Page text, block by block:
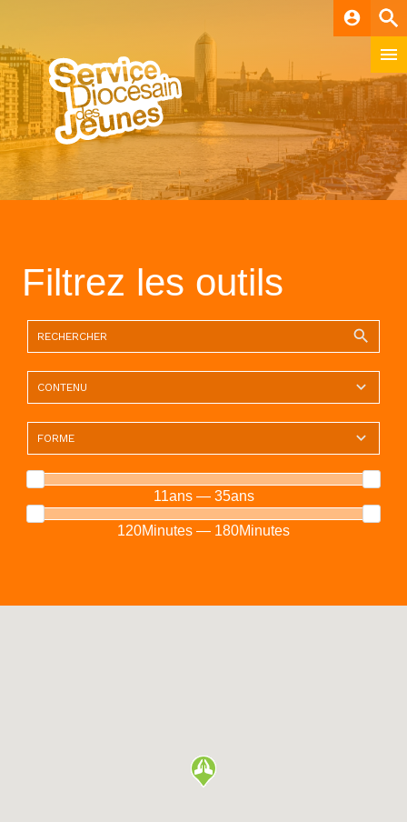
account_circle
Filtrez les outils
11ans — 35ans
120Minutes — 180Minutes